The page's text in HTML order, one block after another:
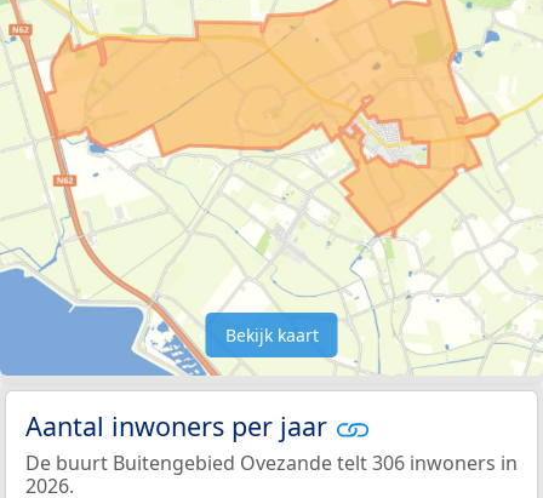
Bekijk kaart
Aantal inwoners per jaar
De buurt Buitengebied Ovezande telt 306 inwoners in
2026.